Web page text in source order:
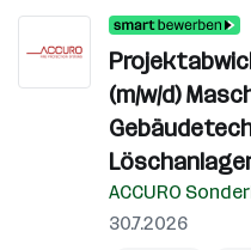
(m/w/d)
ACCURO
30.7.2026